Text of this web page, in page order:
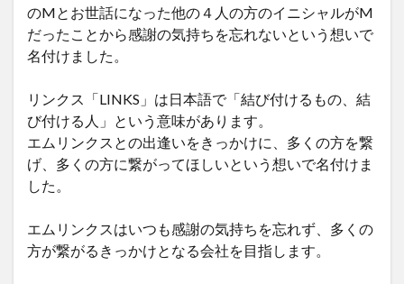
のMとお世話になった他の４人の方のイニシャルがM
だったことから感謝の気持ちを忘れないという想いで
名付けました。
リンクス「LINKS」は日本語で「結び付けるもの、結
び付ける人」という意味があります。
エムリンクスとの出逢いをきっかけに、多くの方を繋
げ、多くの方に繋がってほしいという想いで名付けま
した。
エムリンクスはいつも感謝の気持ちを忘れず、多くの
方が繋がるきっかけとなる会社を目指します。